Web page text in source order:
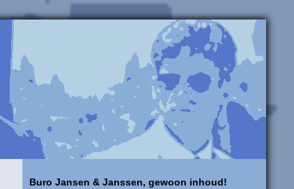
Buro Jansen & Janssen, gewoon inhoud!